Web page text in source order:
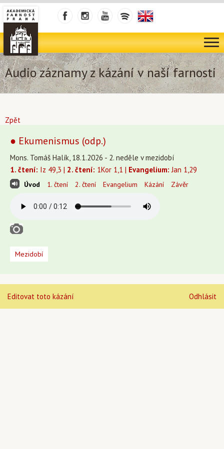
Audio záznamy z kázání v naší farnosti
Zpět
● Ekumenismus (odp.)
Mons. Tomáš Halík, 18.1.2026 - 2. neděle v mezidobí
1. čtení: Iz 49,3 | 2. čtení: 1Kor 1,1 | Evangelium: Jan 1,29
Úvod 1. čtení 2. čtení Evangelium Kázání Závěr
Mezidobí
Editovat toto kázání Odhlásit